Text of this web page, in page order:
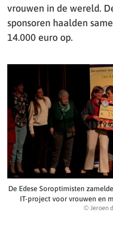
vrouwen in de wereld.
sponsoren haalden
14.000 euro op.
De Edese Soroptimisten
IT-project voor vrouwen en
© Jeroen